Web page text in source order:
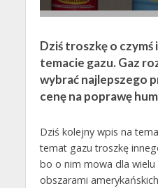
Dziś troszkę o czymś
temacie gazu. Gaz
wybrać najlepszego
cenę na poprawę
Dziś kolejny wpis na
temat gazu troszkę
bo o nim mowa dla wielu
obszarami